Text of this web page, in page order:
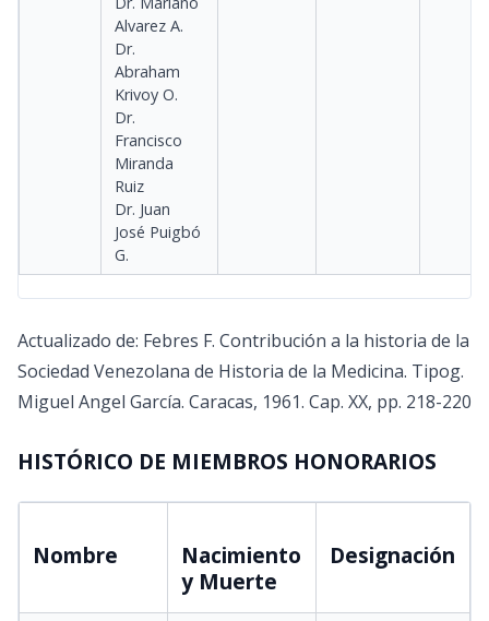
Alvarez A.
Dr.
Abraham
Krivoy O.
Dr.
Francisco
Miranda
Ruiz
Dr. Juan
José Puigbó
G.
Actualizado de: Febres F. Contribución a la historia de la
Sociedad Venezolana de Historia de la Medicina. Tipog.
Miguel Angel García. Caracas, 1961. Cap. XX, pp. 218-220
HISTÓRICO DE MIEMBROS HONORARIOS
Nombre
Nacimiento
y Muerte
Designación